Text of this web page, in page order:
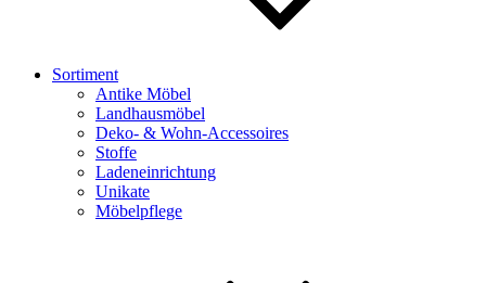
Sortiment
Antike Möbel
Landhausmöbel
Deko- & Wohn-Accessoires
Stoffe
Ladeneinrichtung
Unikate
Möbelpflege